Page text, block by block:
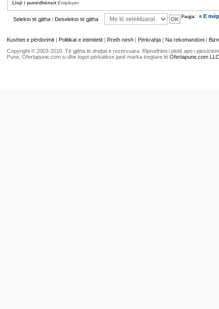
Lloji i punëdhënsitEmployer
Selekto të gjitha / Deselekto të gjitha Faqja: « E
Kushtet e përdorimit | Politikat e intimitetit | Rreth nesh | Përkrahja | Na rekomandoni |
Copyright © 2003-2010. Të gjitha të drejtat e rezervuara. Riprodhimi i plotë apo i
Pune, Ofertapune.com si dhe logot përkatëse janë marka tregtare të Ofertapune.com LLC